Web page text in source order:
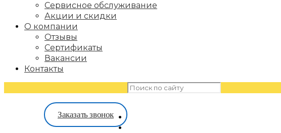
Сервисное обслуживание
Акции и скидки
О компании
Отзывы
Сертификаты
Вакансии
Контакты
Заказать звонок